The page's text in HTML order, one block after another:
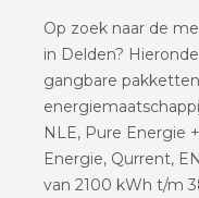
Op zoek naar de
in Delden?
gangbare
NLE, Pure Energie
Energie, Qurrent,
van 2100 kWh t/m